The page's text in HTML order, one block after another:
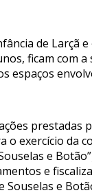
de Larçã
ficam com
espaços
prestadas
o exercício da
e
e
Souselas e